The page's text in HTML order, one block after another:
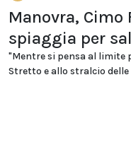
Manovra, Cimo
spiaggia per
"Mentre si pensa al limite
Stretto e allo stralcio